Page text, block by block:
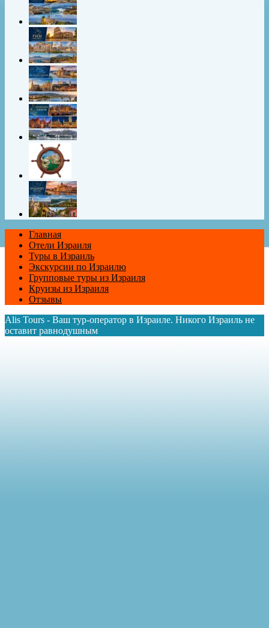
Главная
Отели Израиля
Туры в Израиль
Экскурсии по Израилю
Групповые туры из Израиля
Круизы из Израиля
Отзывы
Alis Tours - Ваш тур-оператор в Израиле. Никого Израиль не
оставит равнодушным